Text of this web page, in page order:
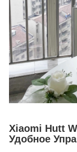
Xiaomi Hutt
Удобное